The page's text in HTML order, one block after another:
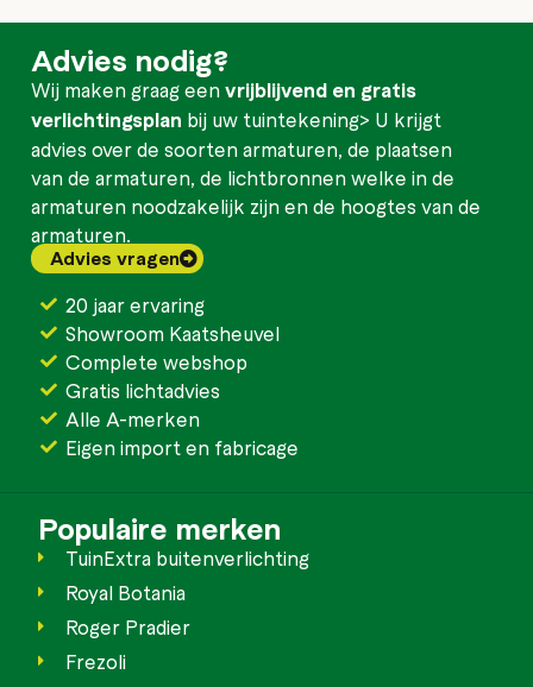
Advies nodig?
Wij maken graag eenvrijblijvend en gratis
verlichtingsplan bij uw tuintekening> U krijgt
advies over de soorten armaturen, de plaatsen
van de armaturen, de lichtbronnen welke in de
armaturen noodzakelijk zijn en de hoogtes van de
armaturen.
Advies vragen
20 jaar ervaring
Showroom Kaatsheuvel
Complete webshop
Gratis lichtadvies
Alle A-merken
Eigen import en fabricage
Populaire merken
TuinExtra buitenverlichting
Royal Botania
Roger Pradier
Frezoli